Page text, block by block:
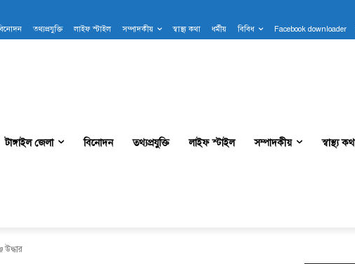
তথ্যপ্রযুক্তি লাইফ স্টাইল সম্পাদকীয় স্বাস্থ্য কথা ধর্মীয় বিবিধ Facebook downloader
টাঙ্গাইল জেলা বিনোদন তথ্যপ্রযুক্তি লাইফ স্টাইল সম্পাদকীয় স্বাস্থ্য